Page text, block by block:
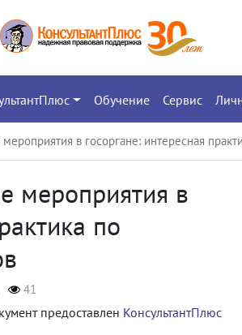
Обучение Сервис
в госоргане: интересная
мероприятия в
по
41
предоставлен КонсультантПлюс